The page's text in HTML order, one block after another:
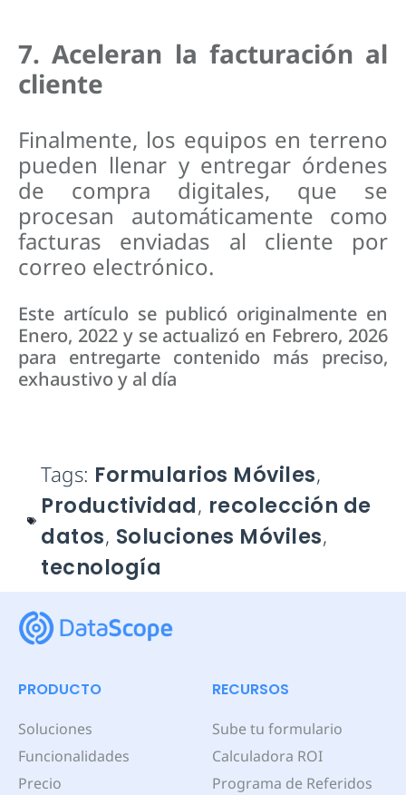
7. Aceleran la facturación al
cliente
Finalmente, los equipos en terreno
pueden llenar y entregar órdenes
de compra digitales, que se
procesan automáticamente como
facturas enviadas al cliente por
correo electrónico.
Este artículo se publicó originalmente en
Enero, 2022 y se actualizó en Febrero, 2026
para entregarte contenido más preciso,
exhaustivo y al día
Tags: Formularios Móviles,
Productividad, recolección de
datos, Soluciones Móviles,
tecnología
PRODUCTO
Soluciones
Funcionalidades
Precio
RECURSOS
Sube tu formulario
Calculadora ROI
Programa de Referidos